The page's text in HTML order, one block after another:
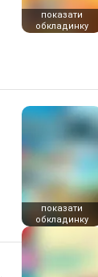
показати
обкладинку
показати
обкладинку